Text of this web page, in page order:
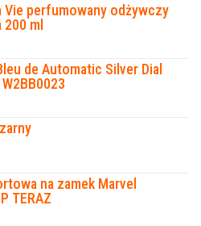
Vie perfumowany odżywczy
200 ml
de Automatic Silver Dial
na zamek Marvel
TERAZ